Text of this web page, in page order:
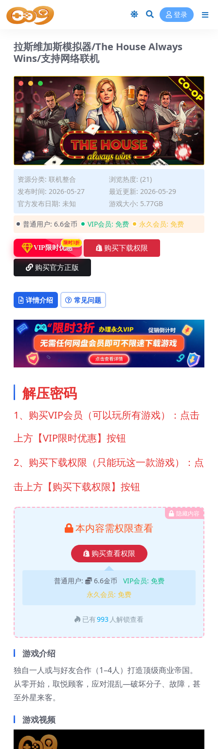
登录
拉斯维加斯模拟器/The House Always
Wins/支持网络联机
资源分类: 联机整合
浏览热度: (21)
发布时间: 2026-05-27
最近更新: 2026-05-29
官方发布日期: 未知
游戏大小: 5.77GB
普通用户: 6.6金币 VIP会员: 免费 永久会员: 免费
VIP限时优惠
限时3折
购买下载权限
购买官方正版
详情介绍 常见问题
解压密码
1、购买VIP会员（可以玩所有游戏）：点击
上方【VIP限时优惠】按钮
2、购买下载权限（只能玩这一款游戏）：点
击上方【购买下载权限】按钮
隐藏内容
本内容需权限查看
购买查看权限
普通用户: 6.6金币 VIP会员: 免费
永久会员: 免费
已有993 人解锁查看
游戏介绍
独自一人或与好友合作（1–4人）打造顶级商业帝国。
从零开始，取悦顾客，应对混乱—破坏分子、故障，甚
至外星来客。
游戏视频